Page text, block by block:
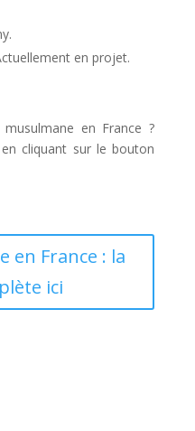
en projet.
en France ?
cliquant sur le bouton
en France : la
ici